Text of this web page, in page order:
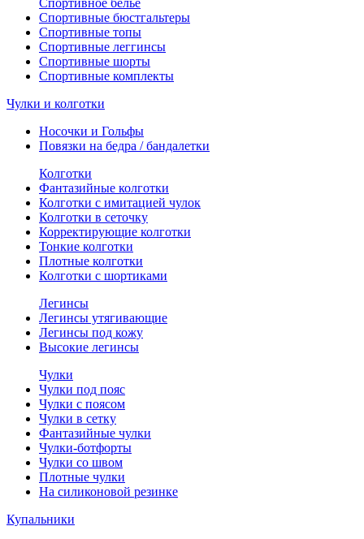
Спортивное белье
Спортивные бюстгальтеры
Спортивные топы
Спортивные леггинсы
Спортивные шорты
Спортивные комплекты
Чулки и колготки
Носочки и Гольфы
Повязки на бедра / бандалетки
Колготки
Фантазийные колготки
Колготки с имитацией чулок
Колготки в сеточку
Корректирующие колготки
Тонкие колготки
Плотные колготки
Колготки с шортиками
Легинсы
Легинсы утягивающие
Легинсы под кожу
Высокие легинсы
Чулки
Чулки под пояс
Чулки с поясом
Чулки в сетку
Фантазийные чулки
Чулки-ботфорты
Чулки со швом
Плотные чулки
На силиконовой резинке
Купальники